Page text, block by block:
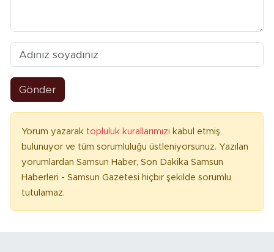
Gönder
Yorum yazarak topluluk kurallarımızı kabul etmiş
bulunuyor ve tüm sorumluluğu üstleniyorsunuz. Yazılan
yorumlardan Samsun Haber, Son Dakika Samsun
Haberleri - Samsun Gazetesi hiçbir şekilde sorumlu
tutulamaz.